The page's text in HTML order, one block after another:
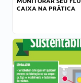
CAIXA NA PRÁTICA